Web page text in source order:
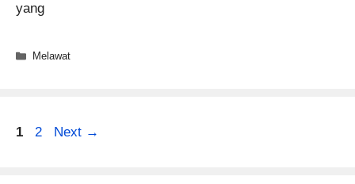
yang
Categories
Melawat
Page
1 Page
2 Next →